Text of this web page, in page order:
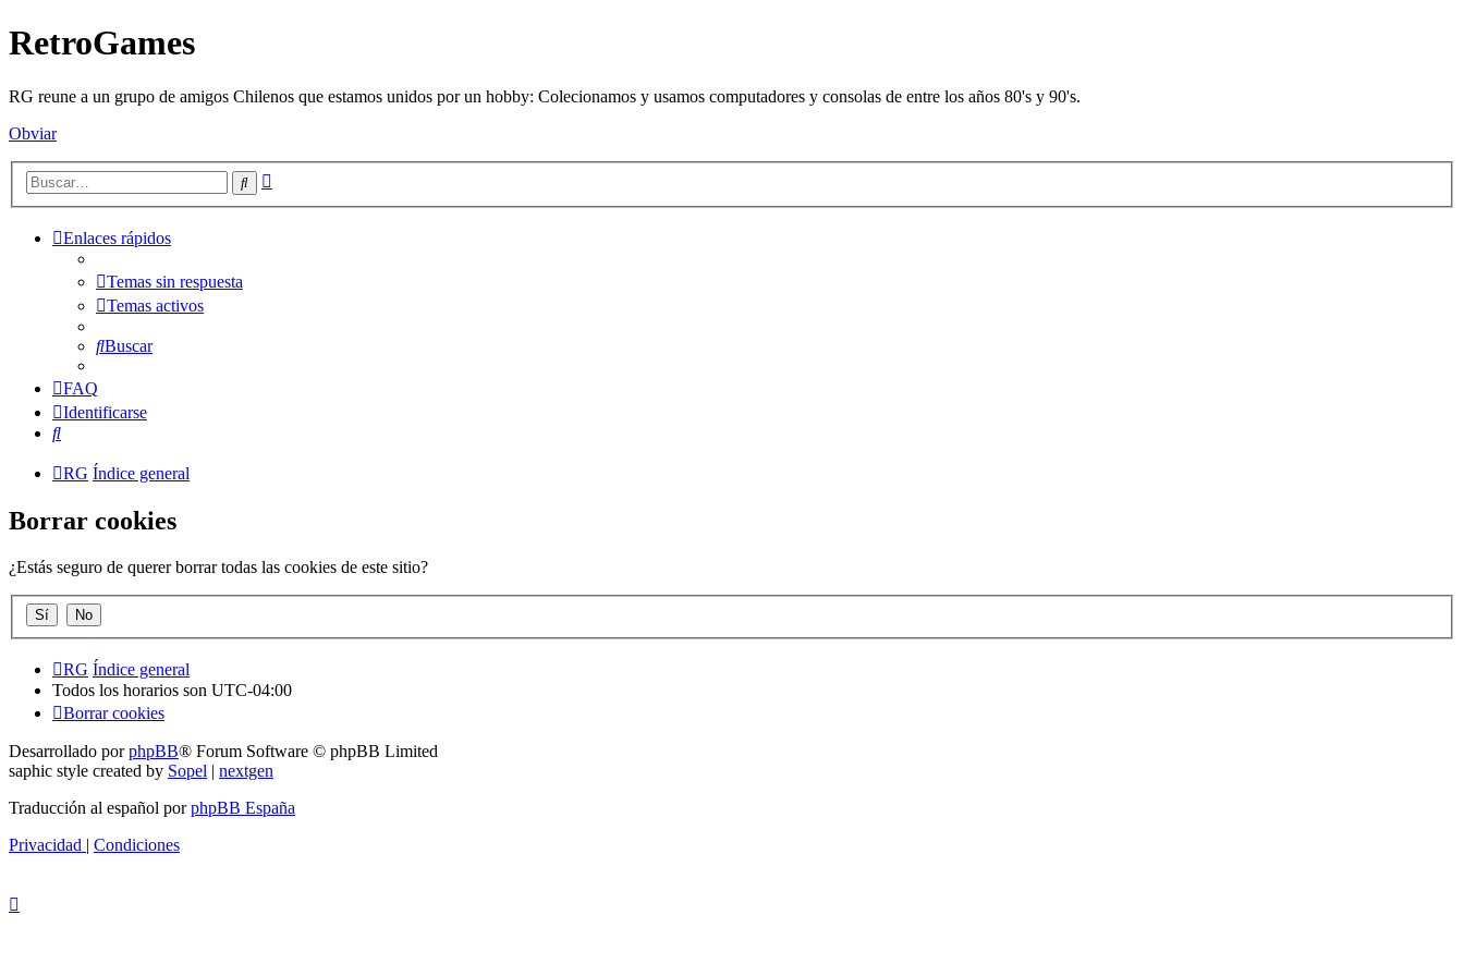
RetroGames
RG reune a un grupo de amigos Chilenos que estamos unidos por un hobby: Colecionamos y usamos computadores y consolas de entre los años 80's y 90's.
Obviar
Buscar
Enlaces rápidos
Temas sin respuesta
Temas activos
Buscar
FAQ
Identificarse
Buscar
RG Índice general
Borrar cookies
¿Estás seguro de querer borrar todas las cookies de este sitio?
RG Índice general
Todos los horarios son UTC-04:00
Borrar cookies
Desarrollado porphpBB® Forum Software © phpBB Limited
saphic style created by Sopel | nextgen
Traducción al español porphpBB España
Privacidad | Condiciones